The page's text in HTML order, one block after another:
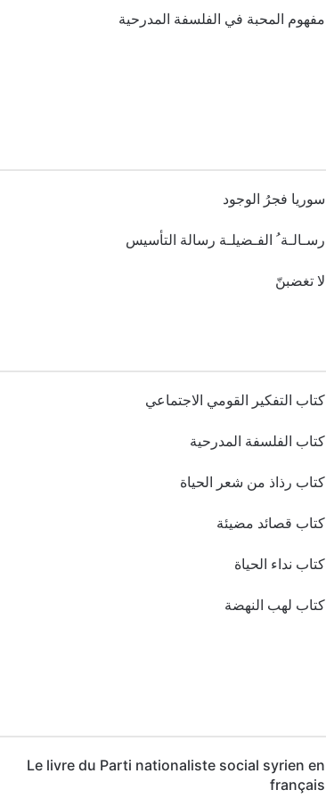
مفهوم المحبة في الفلسفة المدرحية
سوريا فجرُ الوجود
رسـالـة ُ الفـضيلـة رسالة التأسيس
لا تغضبنّ
كتاب التفكير القومي الاجتماعي
كتاب الفلسفة المدرحية
كتاب رذاذ من شعر الحياة
كتاب قصائد مضيئة
كتاب نداء الحياة
كتاب لهب النهضة
Le livre du Parti nationaliste social syrien en
français